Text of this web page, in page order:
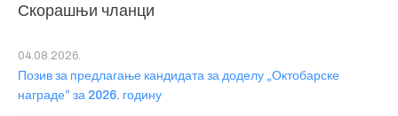
Скорашњи чланци
Позив за предлагање кандидата за доделу „Октобарске
награде” за 2026. годину
04.08.2026.